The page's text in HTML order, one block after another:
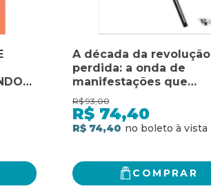
E A
A década da revolução
perdida: a onda de
manifestações que
incendiaram o mundo
R$ 93,00
R$ 74,40
R$ 74,40
COMPRAR